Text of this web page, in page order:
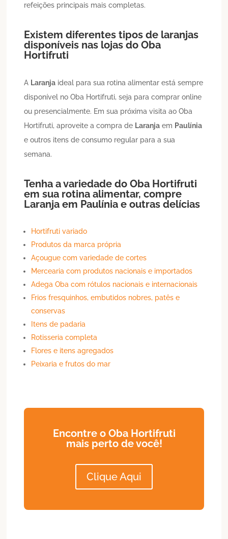
refeições principais mais completas.
Existem diferentes tipos de laranjas
disponíveis nas lojas do Oba
Hortifruti
A Laranja ideal para sua rotina alimentar está sempre
disponível no Oba Hortifruti, seja para comprar online
ou presencialmente. Em sua próxima visita ao Oba
Hortifruti, aproveite a compra de Laranja em Paulínia
e outros itens de consumo regular para a sua
semana.
Tenha a variedade do Oba Hortifruti
em sua rotina alimentar, compre
Laranja em Paulínia e outras delícias
Hortifruti variado
Produtos da marca própria
Açougue com variedade de cortes
Mercearia com produtos nacionais e importados
Adega Oba com rótulos nacionais e internacionais
Frios fresquinhos, embutidos nobres, patês e
conservas
Itens de padaria
Rotisseria completa
Flores e itens agregados
Peixaria e frutos do mar
Encontre o Oba Hortifruti
mais perto de você!
Clique Aqui